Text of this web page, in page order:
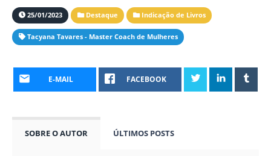
25/01/2023 Destaque Indicação de Livros
Tacyana Tavares - Master Coach de Mulheres
E-MAIL FACEBOOK
SOBRE O AUTOR ÚLTIMOS POSTS